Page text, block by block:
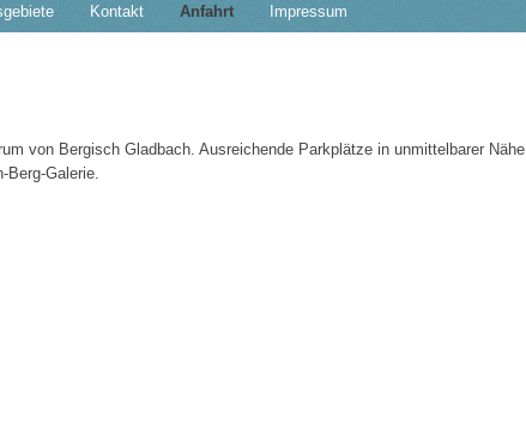
Kontakt Anfahrt Impressum
von Bergisch Gladbach. Ausreichende Parkplätze in unmittelbarer Nähe
Berg-Galerie.